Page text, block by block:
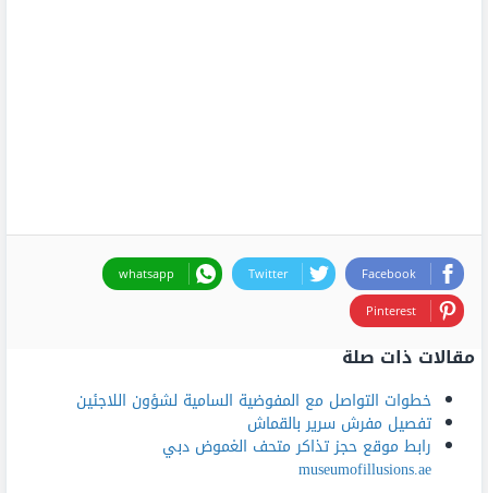
Facebook
Twitter
whatsapp
Pinterest
مقالات ذات صلة
خطوات التواصل مع المفوضية السامية لشؤون اللاجئين
تفصيل مفرش سرير بالقماش
رابط موقع حجز تذاكر متحف الغموض دبي
museumofillusions.ae